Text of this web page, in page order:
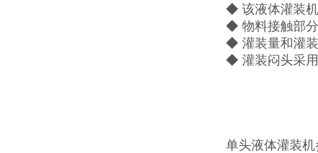
◆ 该液体灌装机
◆ 物料接触部
◆ 灌装量和灌
◆ 灌装闷头采
单头液体灌装